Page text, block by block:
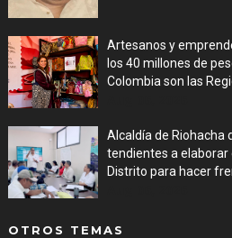
Artesanos y
los 40 millones de
Colombia son las
Alcaldía de Riohacha
tendientes a elaborar
Distrito para hacer
OTROS TEMAS